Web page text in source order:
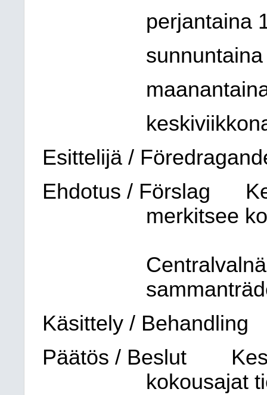
perjantaina
Esittelijä /
Ehdotus / Förslag
merkitsee
Käsittely / Behandling
Päätös / Beslut
kokousajat